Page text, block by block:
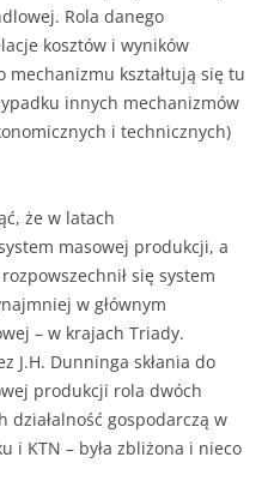
Rola danego
kosztów i wyników
mechanizmu kształtują się tu
innych mechanizmów
i technicznych)
że w latach
masowej produkcji, a
się system
w głównym
– w krajach Triady.
J.H. Dunninga skłania do
produkcji rola dwóch
działalność gospodarczą w
i KTN – była zbliżona i nieco